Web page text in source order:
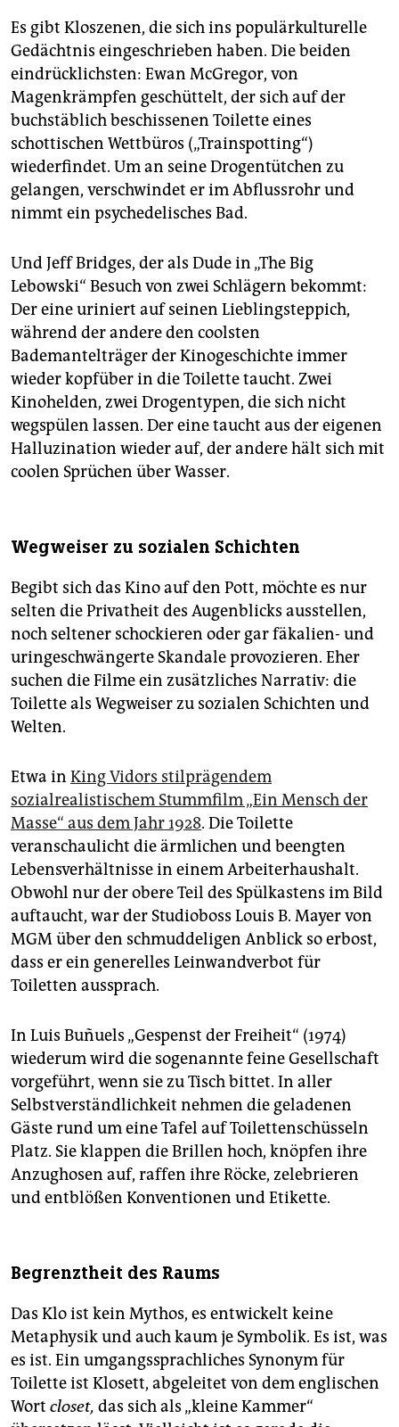
Es gibt Kloszenen, die sich ins populärkulturelle
Gedächtnis eingeschrieben haben. Die beiden
eindrücklichsten: Ewan McGregor, von
Magenkrämpfen geschüttelt, der sich auf der
buchstäblich beschissenen Toilette eines
schottischen Wettbüros („Trainspotting“)
wiederfindet. Um an seine Drogentütchen zu
gelangen, verschwindet er im Abflussrohr und
nimmt ein psychedelisches Bad.
Und Jeff Bridges, der als Dude in „The Big
Lebowski“ Besuch von zwei Schlägern bekommt:
Der eine uriniert auf seinen Lieblingsteppich,
während der andere den coolsten
Bademantelträger der Kinogeschichte immer
wieder kopfüber in die Toilette taucht. Zwei
Kinohelden, zwei Drogentypen, die sich nicht
wegspülen lassen. Der eine taucht aus der eigenen
Halluzination wieder auf, der andere hält sich mit
coolen Sprüchen über Wasser.
Wegweiser zu sozialen Schichten
Begibt sich das Kino auf den Pott, möchte es nur
selten die Privatheit des Augenblicks ausstellen,
noch seltener schockieren oder gar fäkalien- und
uringeschwängerte Skandale provozieren. Eher
suchen die Filme ein zusätzliches Narrativ: die
Toilette als Wegweiser zu sozialen Schichten und
Welten.
Etwa in King Vidors stilprägendem
sozialrealistischem Stummfilm „Ein Mensch der
Masse“ aus dem Jahr 1928. Die Toilette
veranschaulicht die ärmlichen und beengten
Lebensverhältnisse in einem Arbeiterhaushalt.
Obwohl nur der obere Teil des Spülkastens im Bild
auftaucht, war der Studioboss Louis B. Mayer von
MGM über den schmuddeligen Anblick so erbost,
dass er ein generelles Leinwandverbot für
Toiletten aussprach.
In Luis Buñuels „Gespenst der Freiheit“ (1974)
wiederum wird die sogenannte feine Gesellschaft
vorgeführt, wenn sie zu Tisch bittet. In aller
Selbstverständlichkeit nehmen die geladenen
Gäste rund um eine Tafel auf Toilettenschüsseln
Platz. Sie klappen die Brillen hoch, knöpfen ihre
Anzughosen auf, raffen ihre Röcke, zelebrieren
und entblößen Konventionen und Etikette.
Begrenztheit des Raums
Das Klo ist kein Mythos, es entwickelt keine
Metaphysik und auch kaum je Symbolik. Es ist, was
es ist. Ein umgangssprachliches Synonym für
Toilette ist Klosett, abgeleitet von dem englischen
Wort closet, das sich als „kleine Kammer“